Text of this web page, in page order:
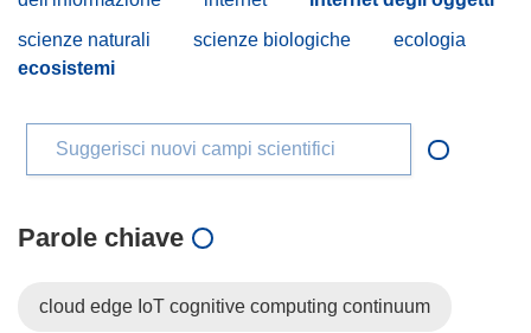
scienze naturali
scienze biologiche
ecologia
ecosistemi
Suggerisci nuovi campi scientifici
Parole chiave
cloud edge IoT cognitive computing continuum